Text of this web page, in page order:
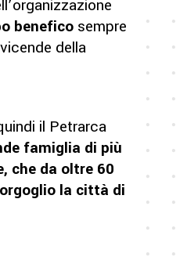
benefico sempre
della
il Petrarca
famiglia di più
che da oltre 60
la città di